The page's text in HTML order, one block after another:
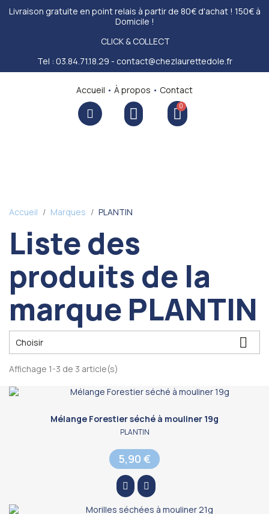
Livraison gratuite en point relais à partir de 80€ d'achat ! 150€ à
Domicile !
CLICK & COLLECT
Tel : 03.84.71.18.29 - contact@chezlaurettedole.fr
Accueil • À propos • Contact
Accueil Marques PLANTIN
Liste des
produits de la
marque PLANTIN
Choisir 
Affichage 1-3 de 3 article(s)
Mélange Forestier séché à mouliner 19g
PLANTIN
5,90 €